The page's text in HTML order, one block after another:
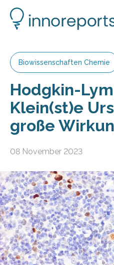
Biowissenschaften Chemie
Hodgkin-
Klein(st)e
große
08 November 2023